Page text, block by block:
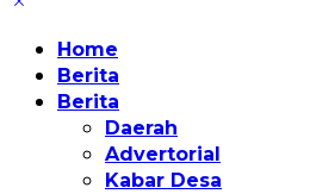
Home
Berita
Berita
Daerah
Advertorial
Kabar Desa